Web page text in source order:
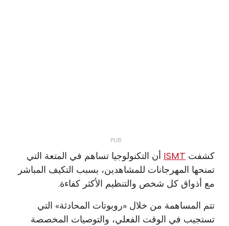
كشفت ISMT أن التكنولوجيا تساهم في المتعة التي
تمنحها المهرجانات للمشاهدين، بسبب التكيف المباشر
مع أذواق كل شخص والتنظيم الأكثر كفاءة.
تتم المساهمة من خلال «روبوتات المحادثة» التي
تستجيب في الوقت الفعلي، والتوصيات المخصصة